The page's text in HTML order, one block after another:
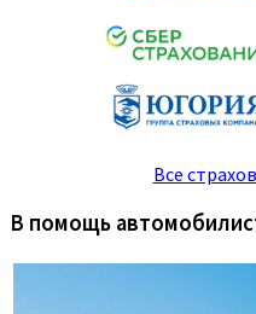
Все
В помощь